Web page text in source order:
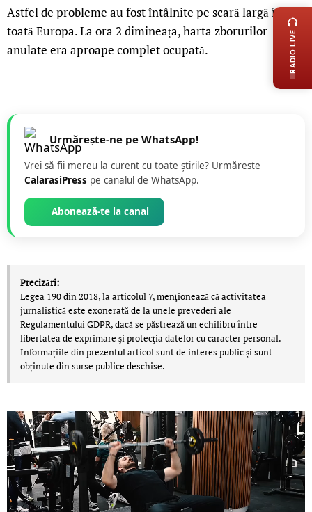
Astfel de probleme au fost întâlnite pe scară largă în
toată Europa. La ora 2 dimineața, harta zborurilor
anulate era aproape complet ocupată.
Urmărește-ne pe WhatsApp!
Vrei să fii mereu la curent cu toate știrile? Urmăreste
CalarasiPress pe canalul de WhatsApp.
Abonează-te la canal
Precizări:
Legea 190 din 2018, la articolul 7, menţionează că activitatea
jurnalistică este exonerată de la unele prevederi ale
Regulamentului GDPR, dacă se păstrează un echilibru între
libertatea de exprimare şi protecţia datelor cu caracter personal.
Informațiile din prezentul articol sunt de interes public și sunt
obținute din surse publice deschise.
RADIO LIVE